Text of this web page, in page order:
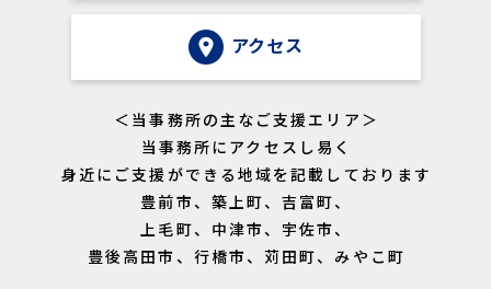
アクセス
＜当事務所の主なご支援エリア＞
当事務所にアクセスし易く
身近にご支援ができる地域を記載しております
豊前市、築上町、吉富町、
上毛町、中津市、宇佐市、
豊後高田市、行橋市、苅田町、みやこ町